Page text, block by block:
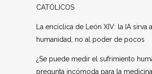
CATÓLICOS
La encíclica de León XIV: la IA sirva
humanidad, no al poder de pocos
¿Se puede medir el sufrimiento
pregunta incómoda para la medicina